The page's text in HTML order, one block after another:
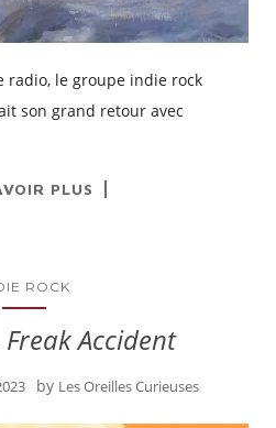
radio, le groupe indie rock
son grand retour avec
PLUS
ROCK
Accident
by Les Oreilles Curieuses